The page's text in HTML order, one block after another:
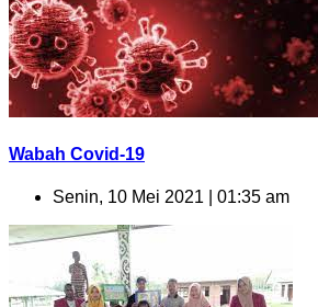
Wabah Covid-19
Senin, 10 Mei 2021 | 01:35 am